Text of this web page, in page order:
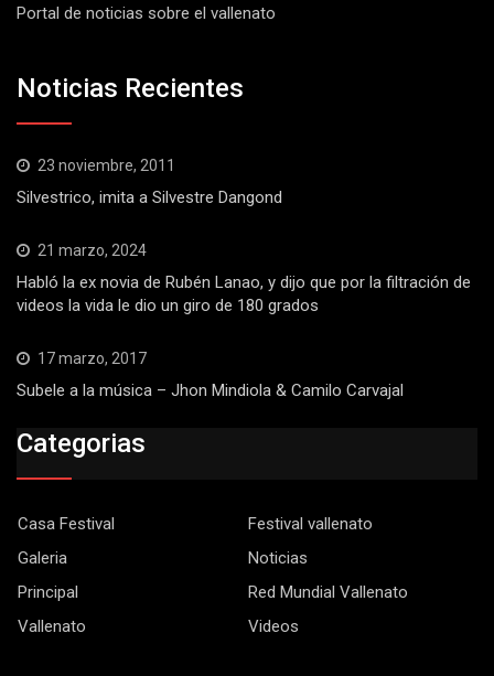
Portal de noticias sobre el vallenato
Noticias Recientes
23 noviembre, 2011
Silvestrico, imita a Silvestre Dangond
21 marzo, 2024
Habló la ex novia de Rubén Lanao, y dijo que por la filtración de
videos la vida le dio un giro de 180 grados
17 marzo, 2017
Subele a la música – Jhon Mindiola & Camilo Carvajal
Categorias
Casa Festival
Festival vallenato
Galeria
Noticias
Principal
Red Mundial Vallenato
Vallenato
Videos